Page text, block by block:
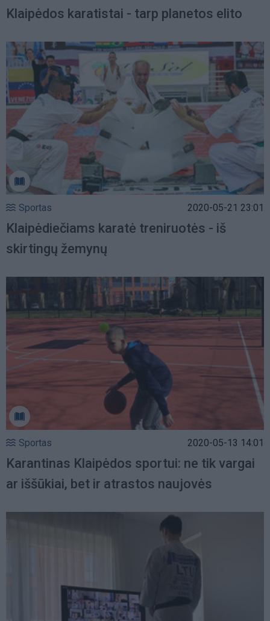
Klaipėdos karatistai - tarp planetos elito
Sportas 2020-05-21 23:01
Klaipėdiečiams karatė treniruotės - iš
skirtingų žemynų
Sportas 2020-05-13 14:01
Karantinas Klaipėdos sportui: ne tik vargai
ar iššūkiai, bet ir atrastos naujovės